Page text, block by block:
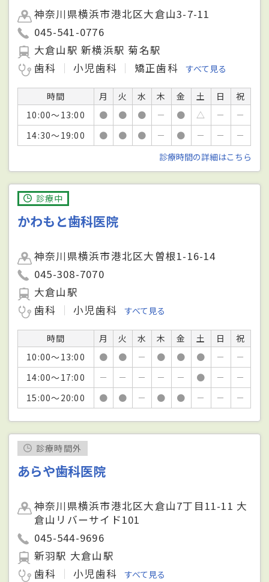
神奈川県横浜市港北区大倉山3-7-11
045-541-0776
大倉山駅 新横浜駅 菊名駅
歯科
小児歯科 矯正歯科 すべて見る
時間 月 火 水 木 金 土 日
祝
10:00～13:00
● ● ● － ● △ －
－
14:30～19:00
● ● ● － ● － －
－
診療時間の詳細はこちら
診療中
かわもと歯科医院
神奈川県横浜市港北区大曽根1-16-14
045-308-7070
大倉山駅
歯科
小児歯科 すべて見る
時間 月 火 水 木 金 土 日
祝
10:00～13:00
● ● － ● ● ● －
－
14:00～17:00
－ － － － － ● －
－
15:00～20:00
● ● － ● ● － － －
診療時間外
あらや歯科医院
神奈川県横浜市港北区大倉山7丁目11-11 大
倉山リバーサイド101
045-544-9696
新羽駅 大倉山駅
歯科
小児歯科 すべて見る